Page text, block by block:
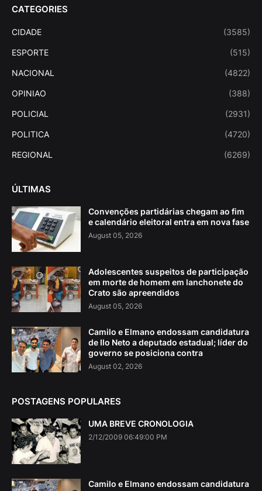
CATEGORIES
CIDADE (3585)
ESPORTE (515)
NACIONAL (4822)
OPINIAO (388)
POLICIAL (2931)
POLITICA (4720)
REGIONAL (6269)
ÚLTIMAS
Convenções partidárias chegam ao fim
e calendário eleitoral entra em nova fase
August 05, 2026
Adolescentes suspeitos de participação
em morte de homem em lanchonete do
Crato são apreendidos
August 05, 2026
Camilo e Elmano endossam candidatura
de Ilo Neto a deputado estadual; líder do
governo se posiciona contra
August 02, 2026
POSTAGENS POPULARES
UMA BREVE CRONOLOGIA
2/12/2009 06:49:00 PM
Camilo e Elmano endossam candidatura